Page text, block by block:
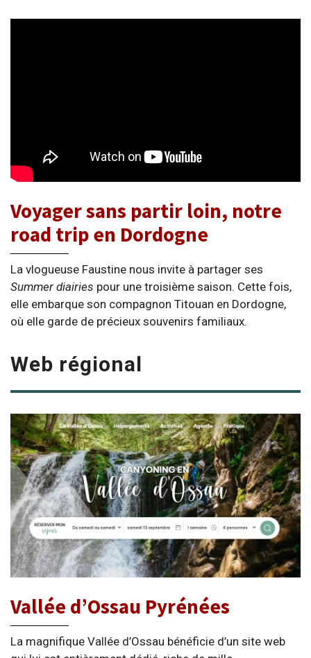
Voyager sans partir loin, notre
road trip en Dordogne
La vlogueuse Faustine nous invite à partager ses
Summer diairies pour une troisième saison. Cette fois,
elle embarque son compagnon Titouan en Dordogne,
où elle garde de précieux souvenirs familiaux.
Web régional
Vallée d’Ossau Pyrénées
La magnifique Vallée d’Ossau bénéficie d’un site web